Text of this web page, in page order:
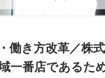
・働き方改革／株
一番店であるた